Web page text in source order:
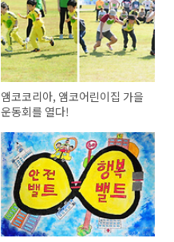
앰코코리아, 앰코어린이집 가을
운동회를 열다!